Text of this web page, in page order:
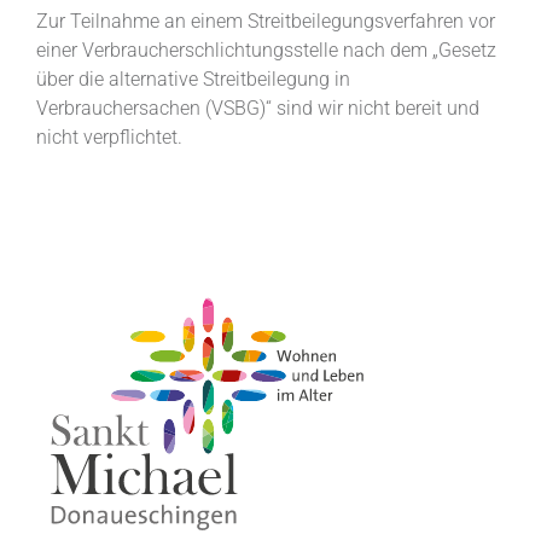
Zur Teilnahme an einem Streitbeilegungsverfahren vor
einer Verbraucherschlichtungsstelle nach dem „Gesetz
über die alternative Streitbeilegung in
Verbrauchersachen (VSBG)“ sind wir nicht bereit und
nicht verpflichtet.